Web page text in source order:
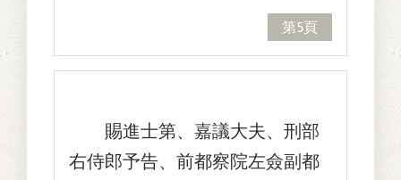
第5頁
賜進士第、嘉議大夫、刑部
右侍郎予告、前都察院左僉副都